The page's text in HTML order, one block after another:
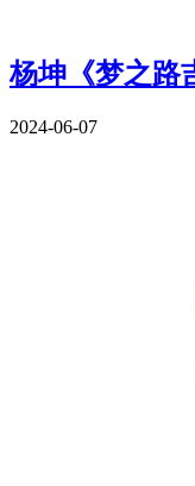
杨坤《梦之路
2024-06-07